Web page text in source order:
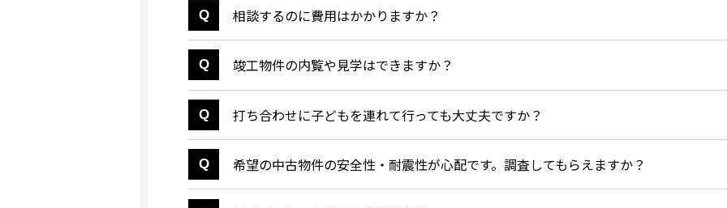
相談するのに費用はかかりますか？
竣工物件の内覧や見学はできますか？
打ち合わせに子どもを連れて行っても大丈夫ですか？
希望の中古物件の安全性・耐震性が心配です。調査してもらえますか？